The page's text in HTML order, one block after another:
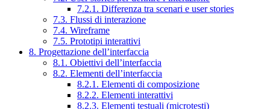
7.2.1. Differenza tra scenari e user stories
7.3. Flussi di interazione
7.4. Wireframe
7.5. Prototipi interattivi
8. Progettazione dell’interfaccia
8.1. Obiettivi dell’interfaccia
8.2. Elementi dell’interfaccia
8.2.1. Elementi di composizione
8.2.2. Elementi interattivi
8.2.3. Elementi testuali (microtesti)